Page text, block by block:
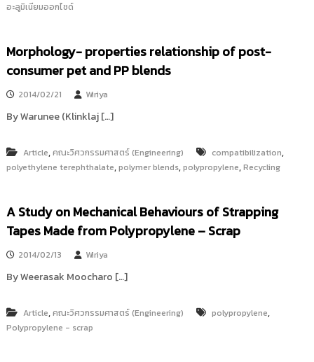
อะลูมิเนียมออกไซด์
Morphology- properties relationship of post-
consumer pet and PP blends
2014/02/21 Wiriya
By Warunee (Klinklaj […]
Article,คณะวิศวกรรมศาสตร์ (Engineering) compatibilization,
polyethylene terephthalate,polymer blends,polypropylene,Recycling
A Study on Mechanical Behaviours of Strapping
Tapes Made from Polypropylene – Scrap
2014/02/13 Wiriya
By Weerasak Moocharo […]
Article,คณะวิศวกรรมศาสตร์ (Engineering) polypropylene,
Polypropylene - scrap